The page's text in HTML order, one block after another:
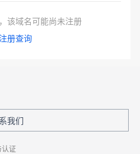
该域名可能尚未注册
册查询
我们
认证